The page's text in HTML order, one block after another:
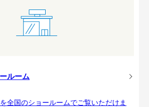
ルーム
全国のショールームでご覧いただけま